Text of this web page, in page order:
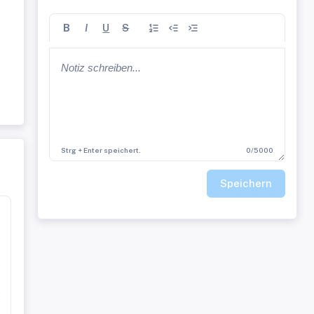
B I U S
Strg + Enter speichert. 0/5000
Speichern